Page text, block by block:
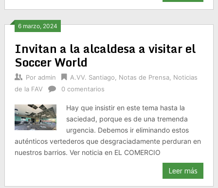
6 marzo, 2024
Invitan a la alcaldesa a visitar el
Soccer World
Por admin A.VV. Santiago Notas de Prensa, Noticias
de la FAV
0 comentarios
Hay que insistir en este tema hasta la
saciedad, porque es de una tremenda
urgencia. Debemos ir eliminando estos
auténticos vertederos que desgraciadamente perduran en
nuestros barrios. Ver noticia en EL COMERCIO
Leer más